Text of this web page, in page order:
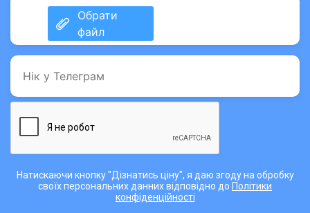
Натискаючи кнопку "Дізнатись ціну", я даю згоду на обробку
своїх персональних данних відповідно до Політики
конфіденційності